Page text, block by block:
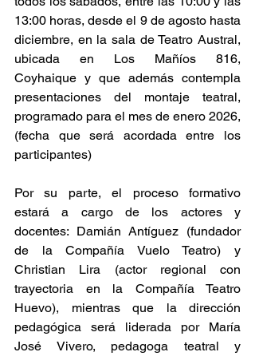
13:00 horas, desde el 9 de agosto hasta
diciembre, en la sala de Teatro Austral,
ubicada en Los Mañíos 816,
Coyhaique y que además contempla
presentaciones del montaje teatral,
programado para el mes de enero 2026,
(fecha que será acordada entre los
participantes)
Por su parte, el proceso formativo
estará a cargo de los actores y
docentes: Damián Antíguez (fundador
de la Compañía Vuelo Teatro) y
Christian Lira (actor regional con
trayectoria en la Compañía Teatro
Huevo), mientras que la dirección
pedagógica será liderada por María
José Vivero, pedagoga teatral y